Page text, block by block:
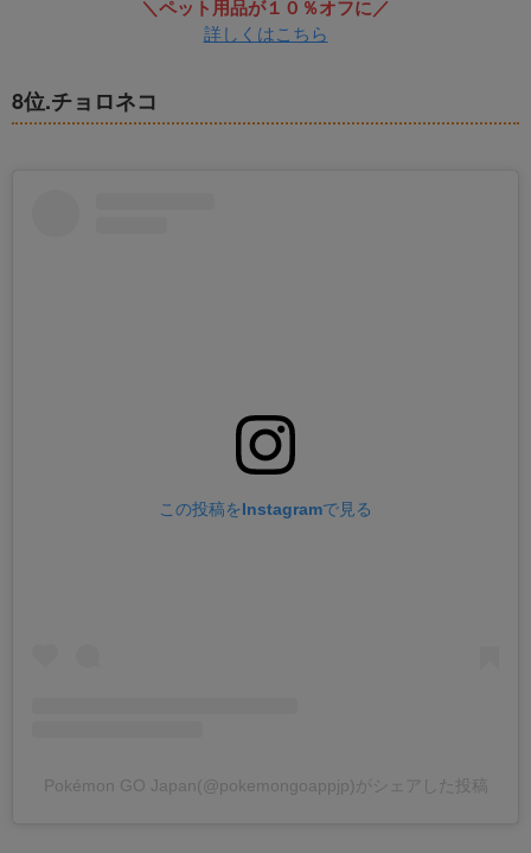
＼ペット用品が１０％オフに／
詳しくはこちら
8位.チョロネコ
この投稿をInstagramで見る
Pokémon GO Japan(@pokemongoappjp)がシェアした投稿